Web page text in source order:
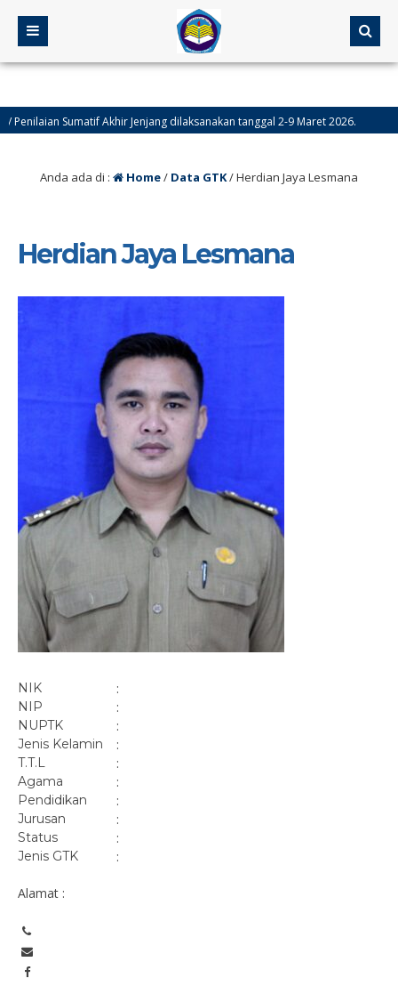
Sumatif Akhir Jenjang dilaksanakan tanggal 2-9 Maret 2026.
Anda ada di : Home/ Data GTK/Herdian Jaya Lesmana
Herdian Jaya Lesmana
NIK :
NIP :
NUPTK :
Jenis Kelamin :
T.T.L :
Agama :
Pendidikan :
Jurusan :
Status :
Jenis GTK :
Alamat :